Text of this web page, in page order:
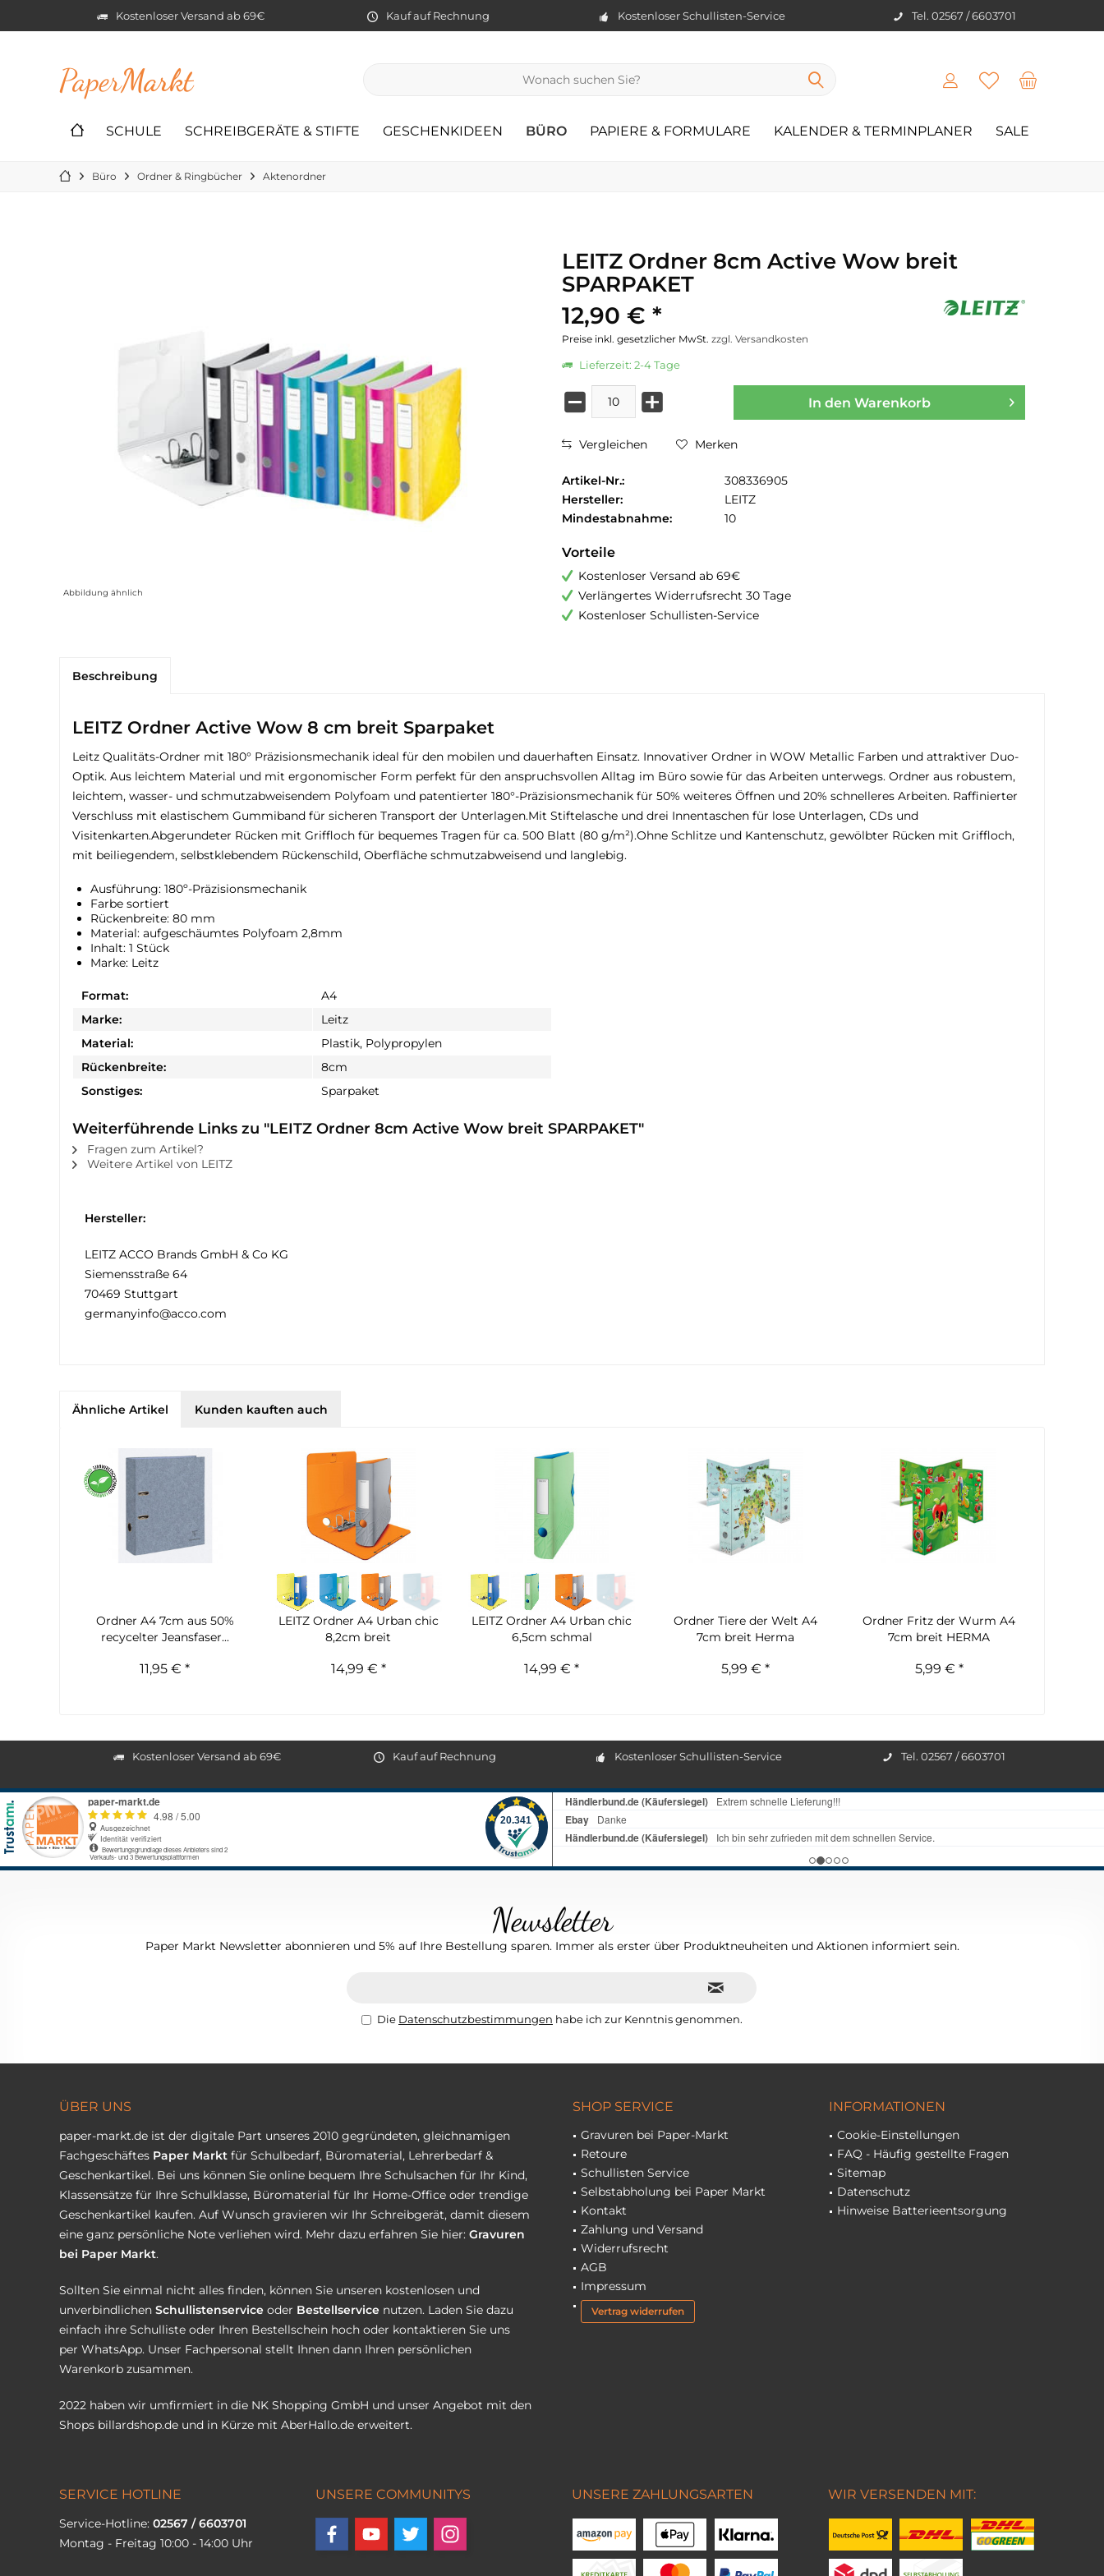
Kostenloser Versand ab 69€ Kauf auf Rechnung Kostenloser Schullisten-Service Tel. 02567 / 6603701
PaperMarkt
SCHULE SCHREIBGERÄTE & STIFTE GESCHENKIDEEN BÜRO PAPIERE & FORMULARE KALENDER & TERMINPLANER SALE
Büro Ordner & Ringbücher Aktenordner
Abbildung ähnlich
LEITZ Ordner 8cm Active Wow breit
SPARPAKET
12,90 € *
Preise inkl. gesetzlicher MwSt. zzgl. Versandkosten
Lieferzeit: 2-4 Tage
In den Warenkorb
Vergleichen Merken
Artikel-Nr.:
308336905
Hersteller:
LEITZ
Mindestabnahme:
10
Vorteile
Kostenloser Versand ab 69€
Verlängertes Widerrufsrecht 30 Tage
Kostenloser Schullisten-Service
Beschreibung
LEITZ Ordner Active Wow 8 cm breit Sparpaket
Leitz Qualitäts-Ordner mit 180° Präzisionsmechanik ideal für den mobilen und dauerhaften Einsatz. Innovativer Ordner in WOW Metallic Farben und attraktiver Duo-
Optik. Aus leichtem Material und mit ergonomischer Form perfekt für den anspruchsvollen Alltag im Büro sowie für das Arbeiten unterwegs. Ordner aus robustem,
leichtem, wasser- und schmutzabweisendem Polyfoam und patentierter 180°-Präzisionsmechanik für 50% weiteres Öffnen und 20% schnelleres Arbeiten. Raffinierter
Verschluss mit elastischem Gummiband für sicheren Transport der Unterlagen.Mit Stiftelasche und drei Innentaschen für lose Unterlagen, CDs und
Visitenkarten.Abgerundeter Rücken mit Griffloch für bequemes Tragen für ca. 500 Blatt (80 g/m²).Ohne Schlitze und Kantenschutz, gewölbter Rücken mit Griffloch,
mit beiliegendem, selbstklebendem Rückenschild, Oberfläche schmutzabweisend und langlebig.
Ausführung: 180º-Präzisionsmechanik
Farbe sortiert
Rückenbreite: 80 mm
Material: aufgeschäumtes Polyfoam 2,8mm
Inhalt: 1 Stück
Marke: Leitz
Format:
A4
Marke:
Leitz
Material:
Plastik, Polypropylen
Rückenbreite:
8cm
Sonstiges:
Sparpaket
Weiterführende Links zu "LEITZ Ordner 8cm Active Wow breit SPARPAKET"
Fragen zum Artikel?
Weitere Artikel von LEITZ
Hersteller:
LEITZ ACCO Brands GmbH & Co KG
Siemensstraße 64
70469 Stuttgart
germanyinfo@acco.com
Ähnliche Artikel Kunden kauften auch
Ordner A4 7cm aus 50%
recycelter Jeansfaser...
11,95 € *
LEITZ Ordner A4 Urban chic
8,2cm breit
14,99 € *
LEITZ Ordner A4 Urban chic
6,5cm schmal
14,99 € *
Ordner Tiere der Welt A4
7cm breit Herma
5,99 € *
Ordner Fritz der Wurm A4
7cm breit HERMA
5,99 € *
Kostenloser Versand ab 69€ Kauf auf Rechnung Kostenloser Schullisten-Service Tel. 02567 / 6603701
Newsletter
Paper Markt Newsletter abonnieren und 5% auf Ihre Bestellung sparen. Immer als erster über Produktneuheiten und Aktionen informiert sein.
Die Datenschutzbestimmungen habe ich zur Kenntnis genommen.
ÜBER UNS
paper-markt.de ist der digitale Part unseres 2010 gegründeten, gleichnamigen
Fachgeschäftes Paper Markt für Schulbedarf, Büromaterial, Lehrerbedarf &
Geschenkartikel. Bei uns können Sie online bequem Ihre Schulsachen für Ihr Kind,
Klassensätze für Ihre Schulklasse, Büromaterial für Ihr Home-Office oder trendige
Geschenkartikel kaufen. Auf Wunsch gravieren wir Ihr Schreibgerät, damit diesem
eine ganz persönliche Note verliehen wird. Mehr dazu erfahren Sie hier: Gravuren
bei Paper Markt.
Sollten Sie einmal nicht alles finden, können Sie unseren kostenlosen und
unverbindlichen Schullistenservice oder Bestellservice nutzen. Laden Sie dazu
einfach ihre Schulliste oder Ihren Bestellschein hoch oder kontaktieren Sie uns
per WhatsApp. Unser Fachpersonal stellt Ihnen dann Ihren persönlichen
Warenkorb zusammen.
2022 haben wir umfirmiert in die NK Shopping GmbH und unser Angebot mit den
Shops billardshop.de und in Kürze mit AberHallo.de erweitert.
SHOP SERVICE
Gravuren bei Paper-Markt
Retoure
Schullisten Service
Selbstabholung bei Paper Markt
Kontakt
Zahlung und Versand
Widerrufsrecht
AGB
Impressum
Vertrag widerrufen
INFORMATIONEN
Cookie-Einstellungen
FAQ - Häufig gestellte Fragen
Sitemap
Datenschutz
Hinweise Batterieentsorgung
SERVICE HOTLINE
Service-Hotline: 02567 / 6603701
Montag - Freitag 10:00 - 14:00 Uhr
UNSERE COMMUNITYS UNSERE ZAHLUNGSARTEN WIR VERSENDEN MIT: